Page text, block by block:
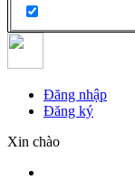
Đăng nhập
Đăng ký
Xin chào